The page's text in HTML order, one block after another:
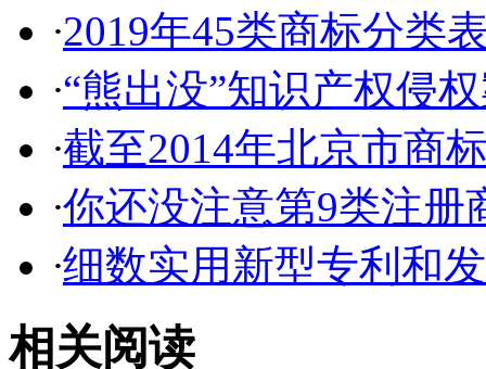
·2019年45类商标分类
·“熊出没”知识产权侵
·截至2014年北京市商
·你还没注意第9类注册
·细数实用新型专利和
相关阅读